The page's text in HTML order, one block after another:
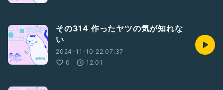
その314 作ったヤツの気が知れな
い
2024-11-10 22:07:37
0
12:01